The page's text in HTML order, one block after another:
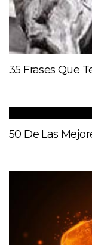
35 Frases Que
50 De Las